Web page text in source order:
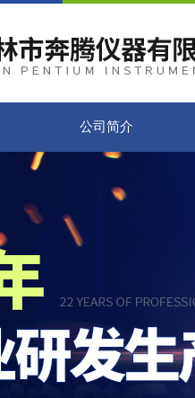
公司简介